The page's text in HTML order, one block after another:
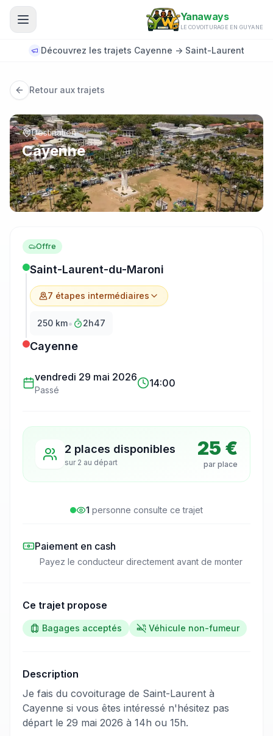
Aller au contenu principal
Yanaways
LE COVOITURAGE EN GUYANE
Découvrez les trajets Cayenne -> Saint-Laurent
Retour aux trajets
Destination
Cayenne
Offre
Saint-Laurent-du-Maroni
7 étapes intermédiaires
250 km• 2h47
Cayenne
vendredi 29 mai 2026
Passé
14:00
2 places disponibles
sur 2 au départ
25 €
par place
1 personne consulte ce trajet
Paiement en cash
Payez le conducteur directement avant de monter
Ce trajet propose
Bagages acceptés Véhicule non-fumeur
Description
​‌​‍​‌‌​​​‌‌​‌‌​‌‌​‌​‌‌‌​​​​​‌‌‌​​​‌​‌‌‌‌​​​​‌‌​​‌‌​​​‌‌​‌​‌​​‌‌‌​​​​‌‌​​​​‌​​‌‌​​​​​​‌‌​​​​​​‌‌​​​‌​‌‌​​‌‌​​‌‌​‌​‌‌​‌‌‌‌​‌​​​‌‌​​​​​​‌‌​‌​​​‌‌​​‌‌​​‌‌​‌​‌‌​​‌‌​‌​‌​‌‌‌​‌​‌​‌‌​​​​‌​​‌‌​‌‌‌​​‌‌​​​‌​‌‌‌‌​‌​‍Je fais du covoiturage de Saint-Laurent à
Cayenne si vous êtes intéressé n'hésitez pas
départ le 29 mai 2026 à 14h ou 15h.